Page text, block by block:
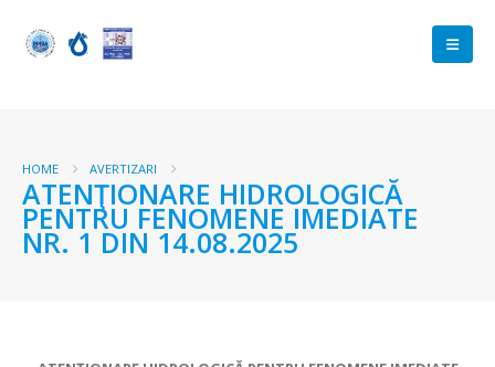
HOME AVERTIZARI
ATENŢIONARE HIDROLOGICĂ
PENTRU FENOMENE IMEDIATE
NR. 1 DIN 14.08.2025